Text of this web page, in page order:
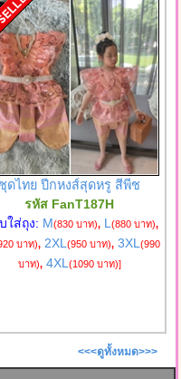
ชุดไทย ปีกหงส์สุดหรู สีพีช
รหัส FanT187H
ใส่ถุง: M(830 บาท), L (880 บาท),
บาท), 2XL(950 บาท), 3XL(990
บาท), 4XL (1090 บาท)]
<<<ดูทั้งหมด>>>